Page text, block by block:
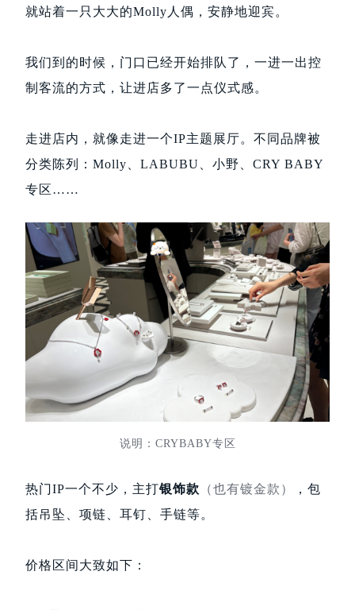
就站着一只大大的Molly人偶，安静地迎宾。
我们到的时候，门口已经开始排队了， 一进一出控
制客流的方式，让进店多了一点仪式感。
走进店内，就像走进一个IP主题展厅。不同品牌被
分类陈列：Molly、LABUBU、小野、CRY BABY
专区……
说明：CRYBABY专区
热门IP一个不少，主打银饰款 （也有镀金款）
，包
括吊坠、项链、耳钉、手链等。
价格区间大致如下：